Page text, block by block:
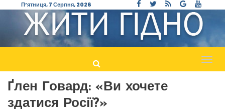
П’ятниця, 7 Серпня, 2026
Ґлен Говард: «Ви хочете
здатися Росії?»